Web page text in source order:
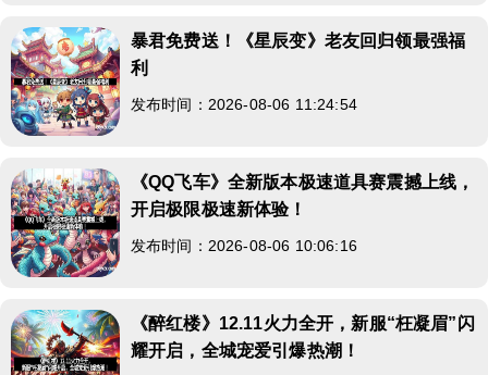
暴君免费送！《星辰变》老友回归领最强福
利
发布时间：2026-08-06 11:24:54
《QQ飞车》全新版本极速道具赛震撼上线，
开启极限极速新体验！
发布时间：2026-08-06 10:06:16
《醉红楼》12.11火力全开，新服“枉凝眉”闪
耀开启，全城宠爱引爆热潮！